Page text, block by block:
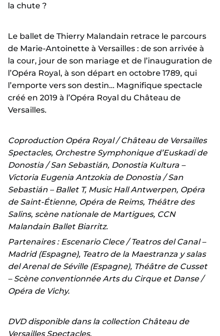
la chute ?
Le ballet de Thierry Malandain retrace le parcours
de Marie-Antoinette à Versailles : de son arrivée à
la cour, jour de son mariage et de l’inauguration de
l’Opéra Royal, à son départ en octobre 1789, qui
l’emporte vers son destin… Magnifique spectacle
créé en 2019 à l’Opéra Royal du Château de
Versailles.
Coproduction Opéra Royal / Château de Versailles
Spectacles, Orchestre Symphonique d’Euskadi de
Donostia / San Sebastián, Donostia Kultura –
Victoria Eugenia Antzokia de Donostia / San
Sebastián – Ballet T, Music Hall Antwerpen, Opéra
de Saint-Étienne, Opéra de Reims, Théâtre des
Salins, scène nationale de Martigues, CCN
Malandain Ballet Biarritz.
Partenaires : Escenario Clece / Teatros del Canal –
Madrid (Espagne), Teatro de la Maestranza y salas
del Arenal de Séville (Espagne), Théâtre de Cusset
– Scène conventionnée Arts du Cirque et Danse /
Opéra de Vichy.
DVD disponible dans la collection Château de
Versailles Spectacles.